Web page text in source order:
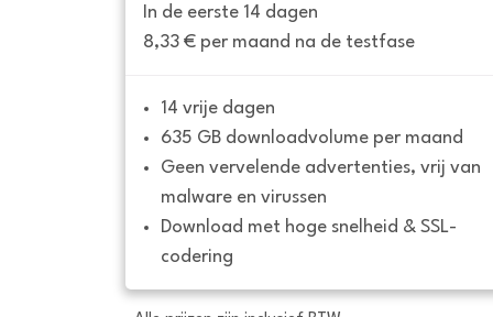
In de eerste 14 dagen
8,33 € per maand na de testfase
14 vrije dagen
635 GB downloadvolume per maand
Geen vervelende advertenties, vrij van
malware en virussen
Download met hoge snelheid & SSL-
codering